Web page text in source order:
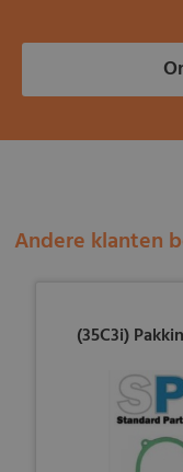
Andere klanten
(35C3i)